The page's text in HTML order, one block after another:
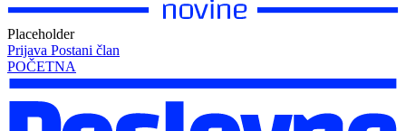
Placeholder
Prijava Postani član
POČETNA